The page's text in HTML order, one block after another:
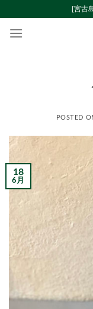
content
[宮古
POSTED
18
6月